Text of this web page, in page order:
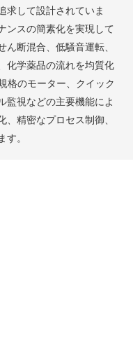
求して設計されていま
ンスの簡素化を実現して
断混合、低騒音運転、
化学薬品の流れを均質化
格のモーター、クイック
監視などの主要機能によ
精密なプロセス制御、
。